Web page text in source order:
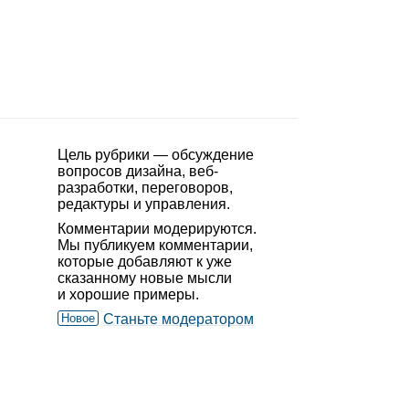
Цель рубрики — обсуждение
вопросов дизайна, веб-
разработки, переговоров,
редактуры и управления.
Комментарии модерируются.
Мы публикуем комментарии,
которые добавляют к уже
сказанному новые мысли
и хорошие примеры.
Новое Станьте модератором